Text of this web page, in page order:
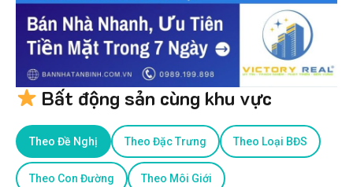
Bất động sản cùng khu vực
Theo Đề Nghị Theo Đặc Trưng Theo Loại BĐS
Theo Con Đường Theo Môi Giới